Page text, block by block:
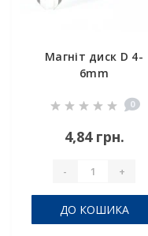
Магніт диск D 4-
6mm
0
4,84 грн.
- +
ДО КОШИКА